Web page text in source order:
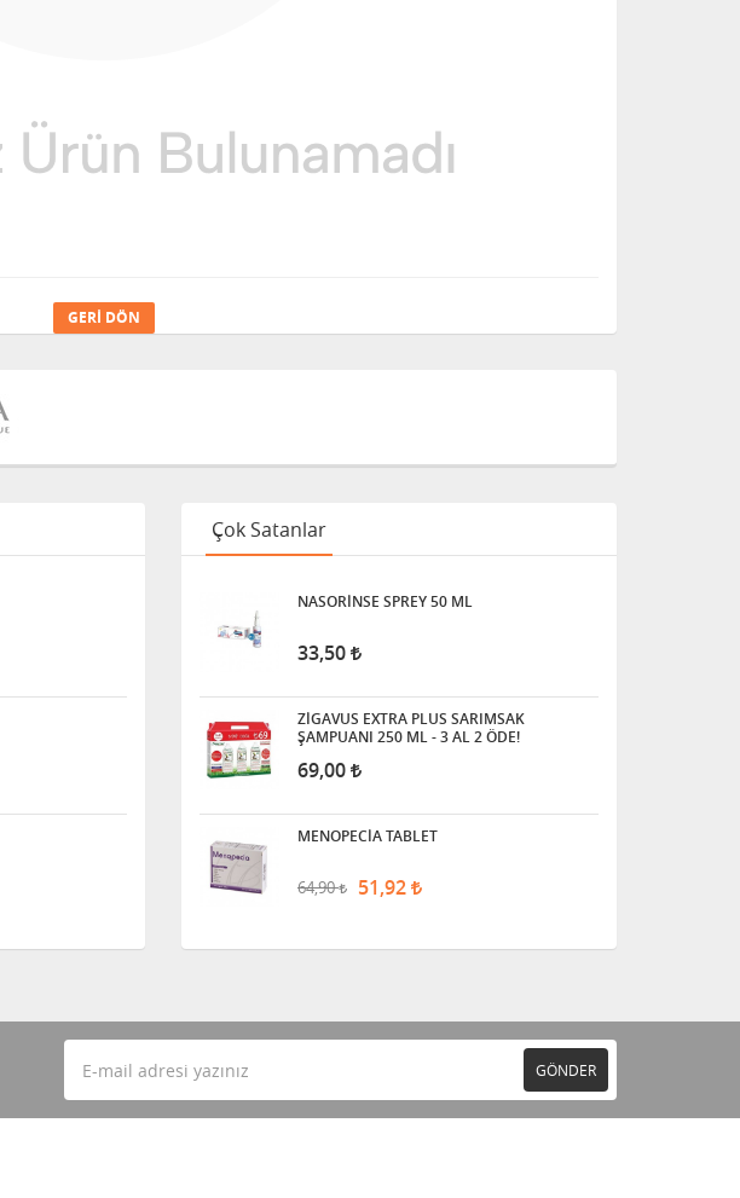
GERI DÖN
Çok Satanlar
NASORİNSE SPREY 50 ML
33,50
ZİGAVUS EXTRA PLUS SARIMSAK
ŞAMPUANI 250 ML - 3 AL 2 ÖDE!
69,00
MENOPECİA TABLET
64,90 51,92
GÖNDER